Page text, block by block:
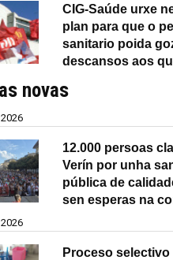
CIG-Saúde urxe
plan para que o
sanitario poida
descansos aos
novas
12.000 persoas
Verín por unha
pública de
sen esperas na
Proceso selectivo